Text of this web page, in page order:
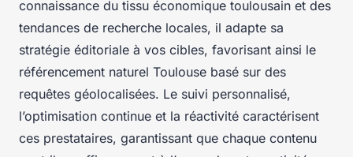
connaissance du tissu économique toulousain et des
tendances de recherche locales, il adapte sa
stratégie éditoriale à vos cibles, favorisant ainsi le
référencement naturel Toulouse basé sur des
requêtes géolocalisées. Le suivi personnalisé,
l’optimisation continue et la réactivité caractérisent
ces prestataires, garantissant que chaque contenu